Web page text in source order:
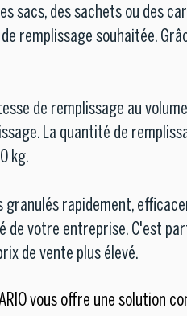
sacs, des sachets ou des
remplissage souhaitée.
de remplissage au
La quantité de
kg.
rapidement,
de votre entreprise. C'est
de vente plus élevé.
vous offre une solution